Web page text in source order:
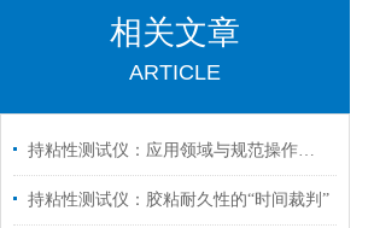
相关文章
ARTICLE
持粘性测试仪：应用领域与规范操作维护全解析
持粘性测试仪：胶粘耐久性的“时间裁判”